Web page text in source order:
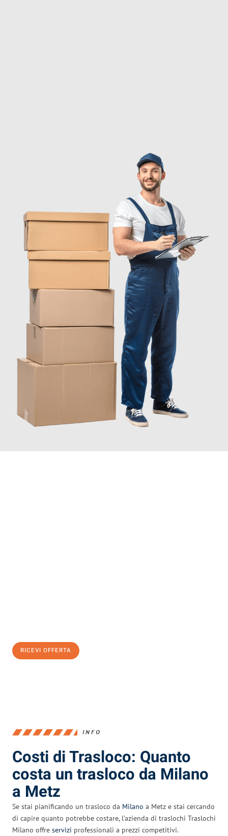
RICEVI OFFERTA
INFO
Costi di Trasloco: Quanto
costa un trasloco da Milano
a Metz
Se stai pianificando un trasloco da Milano a Metz e stai cercando
di capire quanto potrebbe costare, l’azienda di traslochi Traslochi
Milano offre servizi professionali a prezzi competitivi.